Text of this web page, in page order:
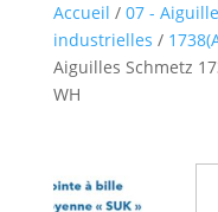
Accueil / 07 -
industrielles /
Aiguilles Schmetz
WH